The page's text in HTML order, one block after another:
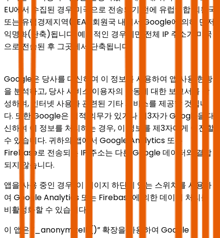
EU에서 수집된 경우 미국으로 전송되기 전에 유럽연합 회원국
또는 유럽경제지역(EEA) 회원국 내에서 Google에 의해 먼저
익명화(단축)됩니다. 예외적인 경우에만 전체 IP 주소가 미국
으로 전송된 후 그곳에서 단축됩니다.
Google은 당사를 대신하여 이 정보를 사용하여 앱 사용 현황
을 분석하고, 당사 서비스 이용자의 활동에 대한 보고서를 작
성하며, 인터넷 사용과 관련된 기타 서비스를 제공할 것입니
다. 또한 Google은 법적 의무가 있거나 제3자가 Google을 대
신하여 이 정보를 처리하는 경우, 이 정보를 제3자에게 이전할
수 있습니다. 귀하의 앱에서 Google Analytics 또는
Firebase로 전송되는 IP 주소는 다른 Google 데이터와 결합
되지 않습니다.
앱을 사용 중인 경우, 이 페이지 하단에 있는 스위치를 사용하
여 Google Analytics 또는 Firebase에 의한 데이터 처리를
비활성화할 수 있습니다.
이 앱은 “_anonymizeIP()” 확장을 사용하여 Google